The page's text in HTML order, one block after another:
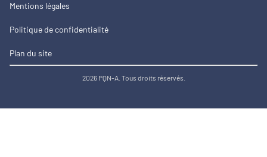
Mentions légales
Politique de confidentialité
Plan du site
2026 PQN-A. Tous droits réservés.